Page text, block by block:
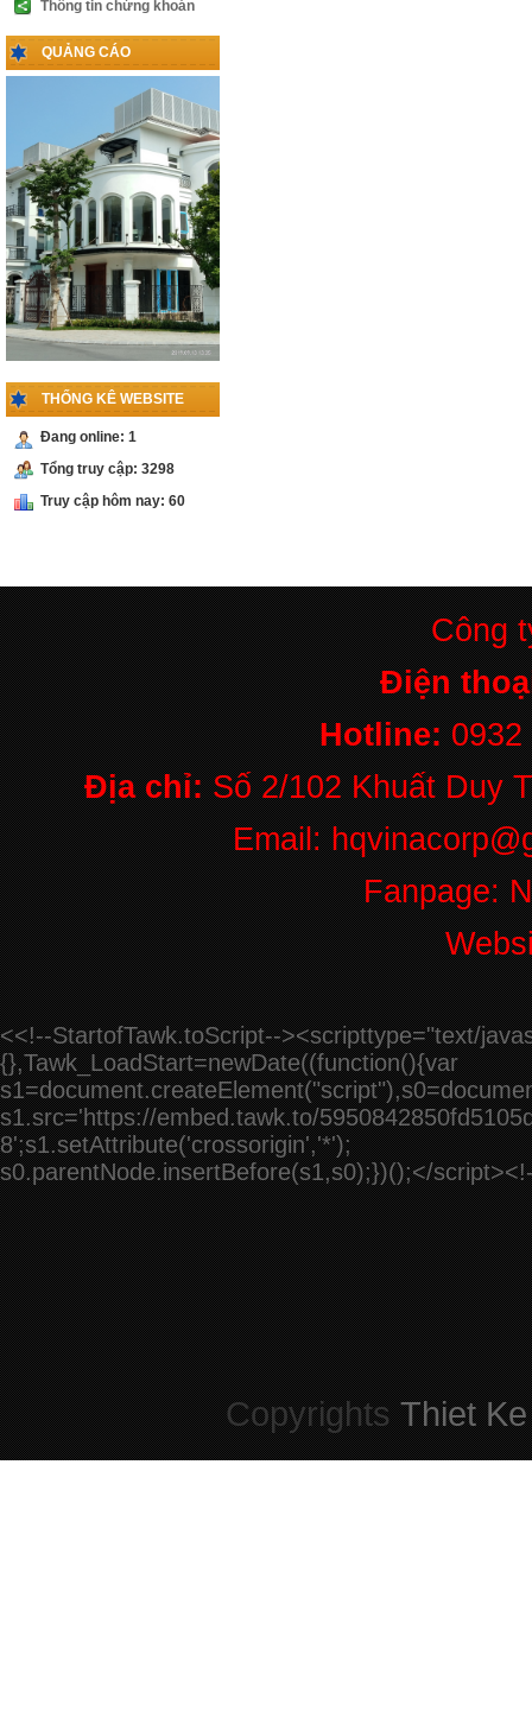
PHỤ KIỆN
CABIN 1 CÁNH
Liên hệ
PHỤ KIỆN
CABIN 135 ĐỘ
Liên hệ
PHỤ KIỆN
CABIN 90 ĐỘ
KÍNH -TƯỜNG
PHỤ KIỆN
CỬA LÙA RAY
INOX
Liên hệ
NHÔM
Liên hệ
BẢN LỀ CỬA
THỦY LỰC ÂM
SÀN FC 06
Liên hệ
Thông tin chứng khoán
QUẢNG CÁO
THỐNG KÊ WEBSITE
Đang online: 1
Tổng truy cập: 3298
Truy cập hôm nay: 60
Công
Điện
Hotline:0932
Địa chỉ:Số 2/102 Khuất Duy
Email:
Fanpage:
<<!--StartofTawk.toScript--><scripttype="text/
{},Tawk_LoadStart=newDate((function(){var
s1.src='https://embed.tawk.to/
8';s1.setAttribute('crossorigin','*');
s0.parentNode.insertBefore(s1,s0);})();</
CopyrightsThiet